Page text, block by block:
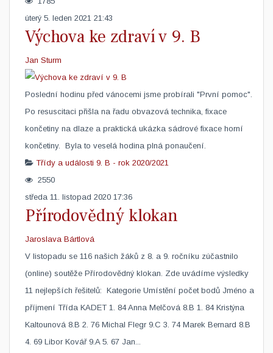
úterý 5. leden 2021 21:43
Výchova ke zdraví v 9. B
Jan Sturm
​Poslední hodinu před vánocemi jsme probírali "První pomoc".
Po resuscitaci přišla na řadu obvazová technika, fixace
končetiny na dlaze a praktická ukázka sádrové fixace horní
končetiny. Byla to veselá hodina plná ponaučení.
Třídy a události 9. B - rok 2020/2021
2550
středa 11. listopad 2020 17:36
Přírodovědný klokan
Jaroslava Bártlová
​V listopadu se 116 našich žáků z 8. a 9. ročníku zúčastnilo
(online) soutěže Přírodovědný klokan. Zde uvádíme výsledky
11 nejlepších řešitelů: Kategorie Umístění počet bodů Jméno a
příjmení Třída KADET 1. 84 Anna Melčová 8.B 1. 84 Kristýna
Kaltounová 8.B 2. 76 Michal Flegr 9.C 3. 74 Marek Bernard 8.B
4. 69 Libor Kovář 9.A 5. 67 Jan...